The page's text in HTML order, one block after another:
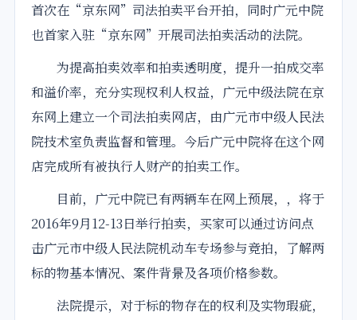
首次在“京东网” 司法拍卖平台开拍，同时广元中院
也首家入驻“京东网”开展司法拍卖活动的法院。
为提高拍卖效率和拍卖透明度，提升一拍成交率
和溢价率，充分实现权利人权益，广元中级法院在京
东网上建立一个司法拍卖网店，由广元市中级人民法
院技术室负责监督和管理。今后广元中院将在这个网
店完成所有被执行人财产的拍卖工作。
目前，广元中院已有两辆车在网上预展，，将于
2016年9月12-13日举行拍卖，买家可以通过访问点
击广元市中级人民法院机动车专场参与竞拍，了解两
标的物基本情况、案件背景及各项价格参数。
法院提示，对于标的物存在的权利及实物瑕疵，